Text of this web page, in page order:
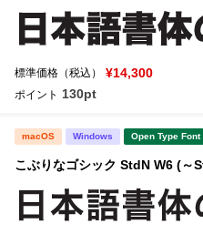
標準価格（税込） ¥14,300
ポイント 130pt
macOS Windows Open Type Font
こぶりなゴシック StdN W6 (～